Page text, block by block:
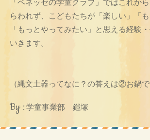
「ベネッセの学童クラブ」ではこれか
らわれず、こどもたちが「楽しい」「も
「もっとやってみたい」と思える経験
いきます。
（縄文土器ってなに？の答えは②お鍋で
By : 学童事業部 鎧塚